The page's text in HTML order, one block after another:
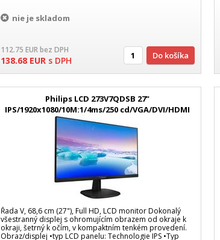
nie je skladom
112.75 EURbez DPH
138.68 EUR s DPH Do košíka
Philips LCD 273V7QDSB 27"
IPS/1920x1080/10M:1/4ms/250 cd/VGA/DVI/HDMI
Řada V, 68,6 cm (27"), Full HD, LCD monitor Dokonalý
všestranný displej s ohromujícím obrazem od okraje k
okraji, šetrný k očím, v kompaktním tenkém provedení.
Obraz/displej •typ LCD panelu: Technologie IPS •Typ